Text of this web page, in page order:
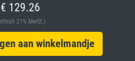
€ 129.26
21% MwSt.)
aan winkelmandje